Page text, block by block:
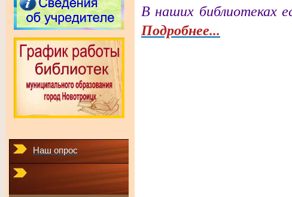
Наш опрос
В наших библиотеках
Подробнее...